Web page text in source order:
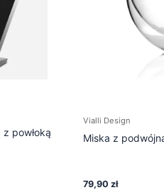
powłoką
Vialli Design
Miska z
79,90 zł